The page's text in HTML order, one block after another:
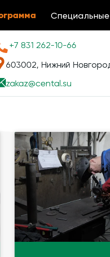
+7 831 262-10-66
603002, Нижний
zakaz@cental.su